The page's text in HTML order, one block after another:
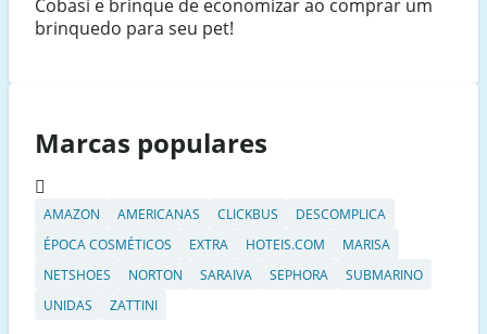
Cobasi e brinque de economizar ao comprar um
brinquedo para seu pet!
Marcas populares
AMAZON AMERICANAS CLICKBUS
DESCOMPLICA
ÉPOCA COSMÉTICOS
EXTRA HOTEIS.COM
MARISA
NETSHOES
NORTON SARAIVA SEPHORA
SUBMARINO
UNIDAS
ZATTINI